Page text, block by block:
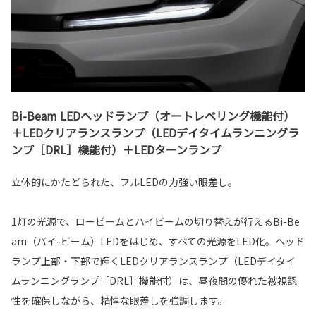
Bi-Beam LEDヘッドランプ（オートレベリング機能付）
＋LEDクリアランスランプ（LEDデイタイムランニングラ
ンプ［DRL］機能付）＋LEDターンランプ
立体的にかたどられた、フルLEDの力強い眼差し。
1灯の光源で、ロービームとハイビームの切り替えが行えるBi-Be
am（バイ-ビーム）LEDをはじめ、すべての光源をLED化。ヘッド
ランプ上部・下部で輝くLEDクリアランスランプ（LEDデイタイ
ムランニングランプ［DRL］機能付）は、昼夜間の優れた被視認
性を確保しながら、精悍な眼差しを強調します。